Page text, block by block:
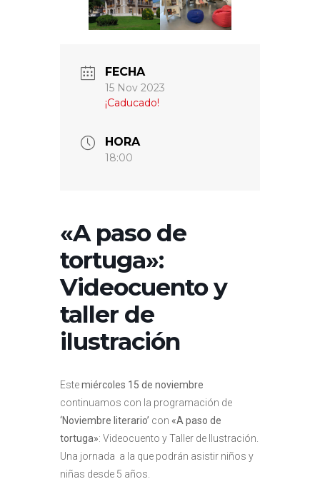
FECHA
15 Nov 2023
¡Caducado!
HORA
18:00
«A paso de
tortuga»:
Videocuento y
taller de
ilustración
Estemiércoles 15 de noviembre
continuamos con la programación de
‘Noviembre literario’ con «A paso de
tortuga»: Videocuento y Taller de Ilustración.
Una jornada a la que podrán asistir niños y
niñas desde 5 años.